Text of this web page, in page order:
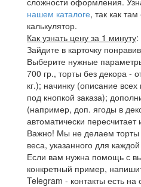
нашем каталоге, так как
калькулятор.
Как узнать цену за 1 минуту:
Зайдите в карточку
Выберите нужные
700 гр., торты без декора -
кг.); начинку (описание
под кнопкой заказа);
(например, доп. ягоды в
автоматически пересчитает
Важно! Мы не делаем
веса, указанного для
Если вам нужна помощь с
конкретный пример,
Telegram - контакты есть на